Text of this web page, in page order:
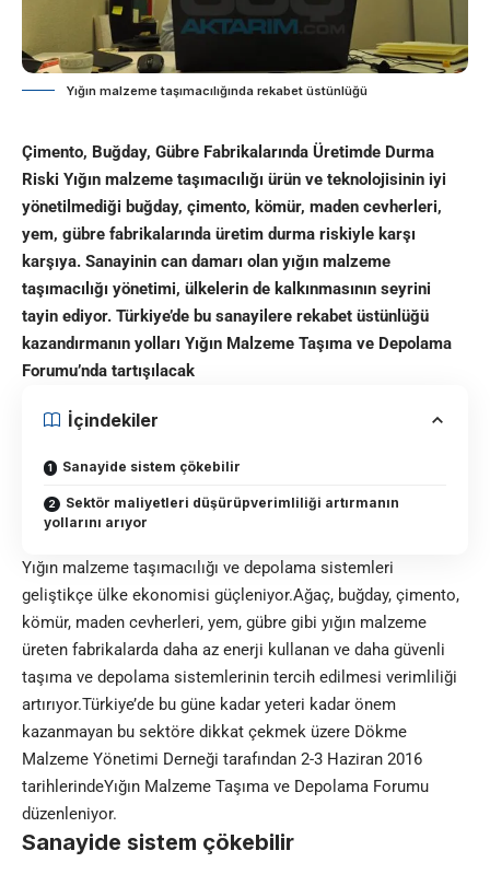
Yığın malzeme taşımacılığında rekabet üstünlüğü
Çimento, Buğday, Gübre Fabrikalarında Üretimde Durma
Riski Yığın malzeme taşımacılığı ürün ve teknolojisinin iyi
yönetilmediği buğday, çimento, kömür, maden cevherleri,
yem, gübre fabrikalarında üretim durma riskiyle karşı
karşıya. Sanayinin can damarı olan yığın malzeme
taşımacılığı yönetimi, ülkelerin de kalkınmasının seyrini
tayin ediyor. Türkiye’de bu sanayilere rekabet üstünlüğü
kazandırmanın yolları Yığın Malzeme Taşıma ve Depolama
Forumu’nda tartışılacak
İçindekiler
Sanayide sistem çökebilir
Sektör maliyetleri düşürüpverimliliği artırmanın
yollarını arıyor
Yığın malzeme taşımacılığı ve depolama sistemleri
geliştikçe ülke ekonomisi güçleniyor.Ağaç, buğday, çimento,
kömür, maden cevherleri, yem, gübre gibi yığın malzeme
üreten fabrikalarda daha az enerji kullanan ve daha güvenli
taşıma ve depolama sistemlerinin tercih edilmesi verimliliği
artırıyor.Türkiye’de bu güne kadar yeteri kadar önem
kazanmayan bu sektöre dikkat çekmek üzere Dökme
Malzeme Yönetimi Derneği tarafından 2-3 Haziran 2016
tarihlerindeYığın Malzeme Taşıma ve Depolama Forumu
düzenleniyor.
Sanayide sistem çökebilir